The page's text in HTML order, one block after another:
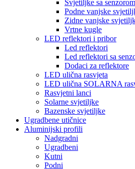
Svjetiljke sa senzorom
Podne vanjske
Zidne vanjske
Vrtne kugle
LED reflektori i pribor
Led reflektori
Led reflektori sa
Dodaci za reflektore
LED ulična rasvjeta
LED ulična SOLARNA
Rasvjetni lanci
Solarne svjetiljke
Bazenske svjetiljke
Ugradbene utičnice
Aluminijski profili
Nadgradni
Ugradbeni
Kutni
Podni